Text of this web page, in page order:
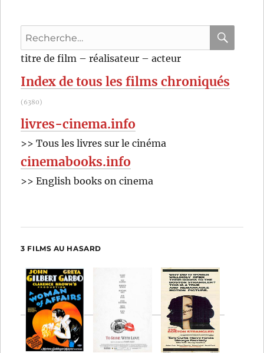
Recherche
pour
:
titre de film – réalisateur – acteur
Index de tous les films chroniqués
(6380)
livres-cinema.info
>> Tous les livres sur le cinéma
cinemabooks.info
>> English books on cinema
3 FILMS AU HASARD